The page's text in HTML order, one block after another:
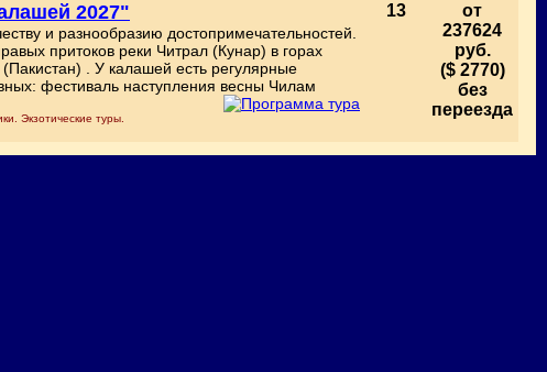
2027"
и разнообразию достопримечательностей.
притоков реки Читрал (Кунар) в горах
. У калашей есть регулярные
фестиваль наступления весны Чилам
Экзотические туры.
13
от
237624
руб.
($ 2770)
без
переезда